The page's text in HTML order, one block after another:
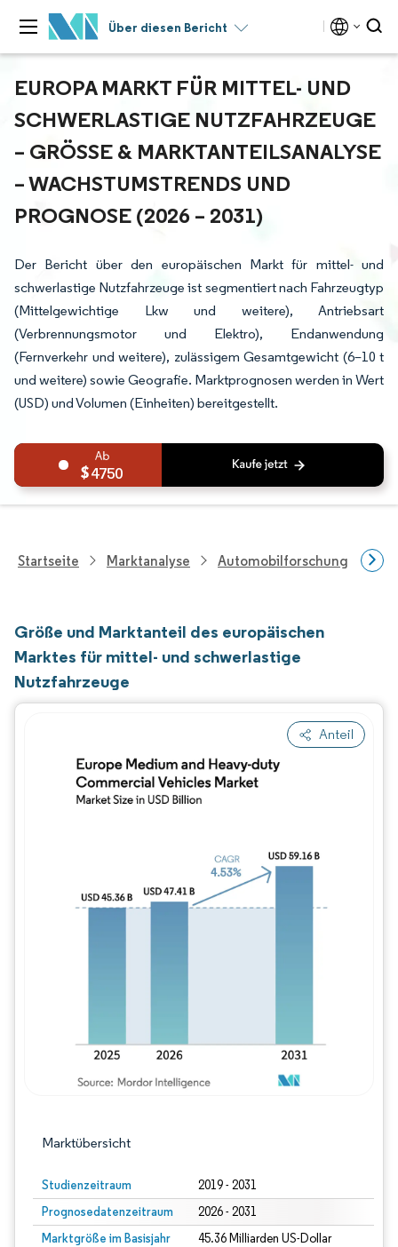
Über diesen Bericht
EUROPA MARKT FÜR MITTEL- UND
SCHWERLASTIGE NUTZFAHRZEUGE
– GRÖSSE & MARKTANTEILSANALYSE –
WACHSTUMSTRENDS UND P
ROGNOSE (2026 – 2031)
Der Bericht über den europäischen Markt für mittel- und
schwerlastige Nutzfahrzeuge ist segmentiert nach Fahrzeugtyp
(Mittelgewichtige Lkw und weitere), Antriebsart
(Verbrennungsmotor und Elektro), Endanwendung
(Fernverkehr und weitere), zulässigem Gesamtgewicht (6–10 t
und weitere) sowie Geografie. Marktprognosen werden in Wert
(USD) und Volumen (Einheiten) bereitgestellt.
4750
Startseite Marktanalyse Automobilforschung
Größe und Marktanteil des europäischen
Marktes für mittel- und schwerlastige
Nutzfahrzeuge
Anteil
Marktübersicht
Studienzeitraum 2019 - 2031
Prognosedatenzeitraum 2026 - 2031
Marktgröße im Basisjahr
45.36 Milliarden US-Dollar